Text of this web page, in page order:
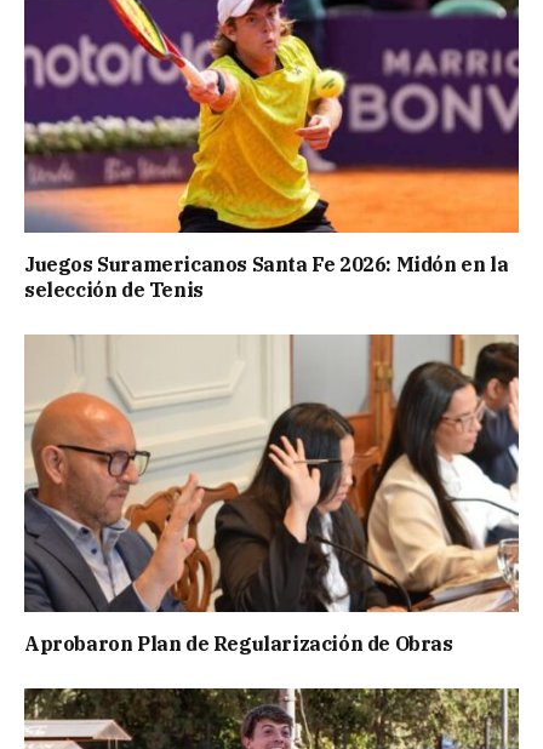
Juegos Suramericanos Santa Fe 2026: Midón en la
selección de Tenis
Aprobaron Plan de Regularización de Obras